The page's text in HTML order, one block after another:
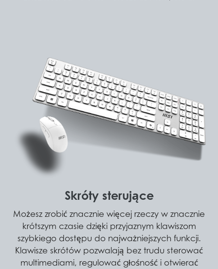
Skróty sterujące
Możesz zrobić znacznie więcej rzeczy w znacznie
krótszym czasie dzięki przyjaznym klawiszom
szybkiego dostępu do najważniejszych funkcji.
Klawisze skrótów pozwalają bez trudu sterować
multimediami, regulować głośność i otwierać